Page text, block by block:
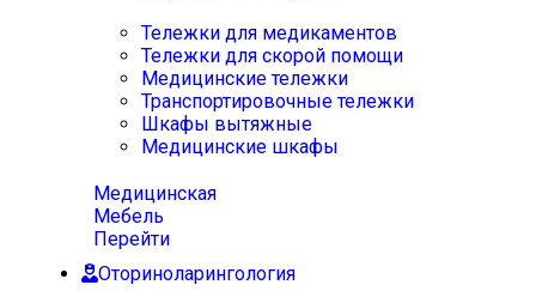
Тележки для медикаментов
Тележки для скорой помощи
Медицинские тележки
Транспортировочные тележки
Шкафы вытяжные
Медицинские шкафы
Медицинская
Мебель
Перейти
Оториноларингология